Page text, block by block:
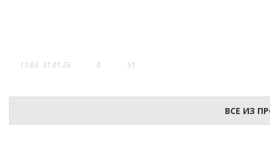
17:03 31.01.26 0 51
ВСЕ ИЗ